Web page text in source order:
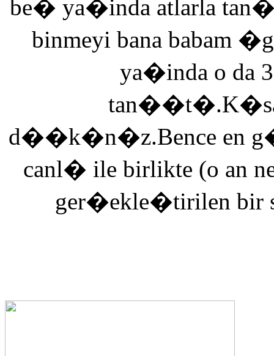
be� ya�inda atlarla
binmeyi bana babam
ya�inda o da
d��k�n�z.Bence en
canl� ile birlikte (o an
ger�ekle�tirilen bir